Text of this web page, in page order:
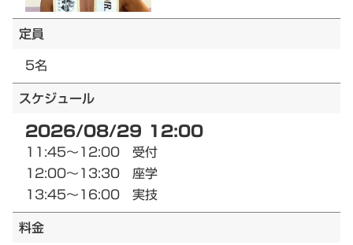
定員
5名
スケジュール
2026/08/29 12:00
11:45～12:00 受付
12:00～13:30 座学
13:45～16:00 実技
料金